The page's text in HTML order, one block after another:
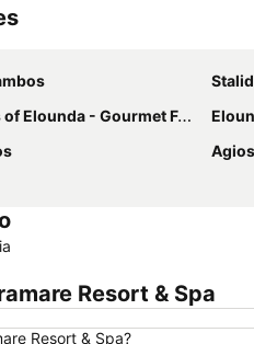
Elounda - Gourmet Festival
Resort & Spa
Resort & Spa?